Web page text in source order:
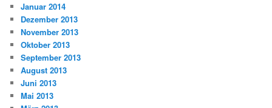
Januar 2014
Dezember 2013
November 2013
Oktober 2013
September 2013
August 2013
Juni 2013
Mai 2013